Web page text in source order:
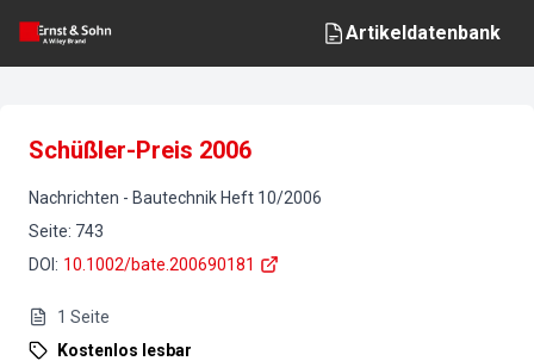
Artikeldatenbank
Schüßler-Preis 2006
Nachrichten - Bautechnik Heft 10/2006
Seite: 743
DOI : 10.1002/bate.200690181
1 Seite
Kostenlos lesbar